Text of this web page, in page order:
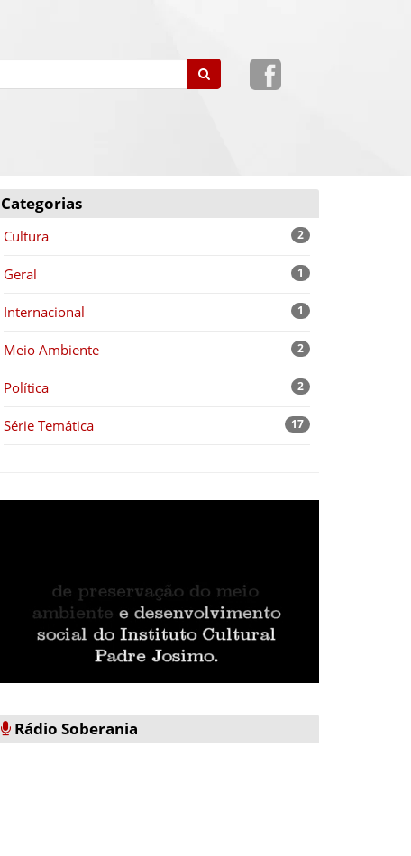
Categorias
Cultura 2
Geral 1
Internacional 1
Meio Ambiente 2
Política 2
Série Temática 17
Rádio Soberania